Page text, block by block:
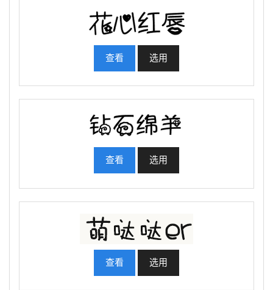
查看 选用
查看 选用
查看 选用